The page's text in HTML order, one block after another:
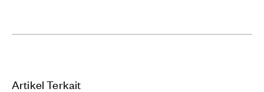
Artikel Terkait